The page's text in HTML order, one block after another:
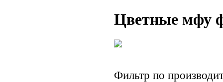
Цветные мфу
Фильтр по